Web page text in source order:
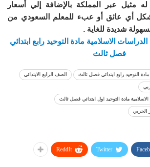
مثيل عبر المملكة بالإضافة إلي أسعار
تشكل أي عائق أو عبء للمعلم السعودي من
شديدة للغاية .
الاسلامية مادة التوحيد رابع ابتدائي
فصل ثالث
مادة التوحيد رابع ابتدائي فصل ثالث الصف الرابع الابتدائي
مادة التوحيد اول ابتدائي فصل ثالث
الحربي
Twitter
ReddIt